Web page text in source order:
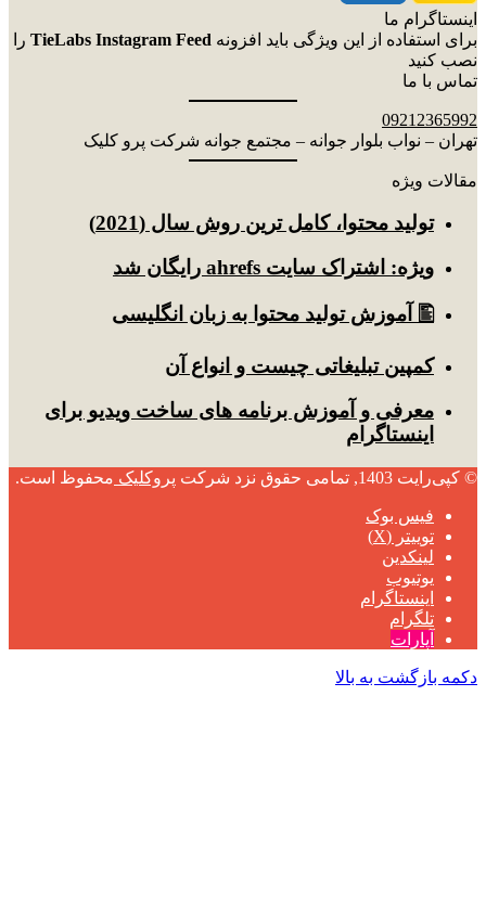
اینستاگرام ما
برای استفاده از این ویژگی باید افزونه TieLabs Instagram Feed را
نصب کنید
تماس با ما
09212365992
تهران – نواب بلوار جوانه – مجتمع جوانه شرکت پرو کلیک
مقالات ویژه
توليد محتوا، کامل ترین روش سال (2021)
ویژه: اشتراک سایت ahrefs رایگان شد
🖺 آموزش تولید محتوا به زبان انگلیسی
کمپین تبلیغاتی چیست و انواع آن
معرفی و آموزش برنامه های ساخت ویدیو برای
اینستاگرام
© کپی‌رایت 1403, تمامی حقوق نزد شرکت پروکلیک محفوظ است.
فیس بوک
توییتر (X)
لینکدین
یوتیوب
اینستاگرام
تلگرام
آپارات
دکمه بازگشت به بالا